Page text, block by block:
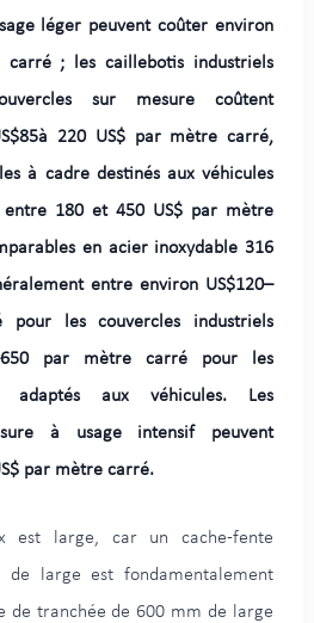
léger peuvent coûter environ
carré ; les caillebotis industriels
sur mesure coûtent
220 US$ par mètre carré,
à cadre destinés aux véhicules
entre 180 et 450 US$ par mètre
en acier inoxydable 316
entre environ US$120–
les couvercles industriels
par mètre carré pour les
adaptés aux véhicules. Les
à usage intensif peuvent
par mètre carré.
est large, car un cache-fente
large est fondamentalement
de tranchée de 600 mm de large